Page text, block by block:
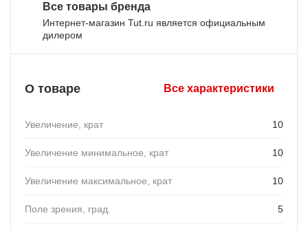
Все товары бренда
Интернет-магазин Tut.ru является официальным
дилером
О товаре Все характеристики
Увеличение, крат 10
Увеличение минимальное, крат 10
Увеличение максимальное, крат 10
Поле зрения, град. 5